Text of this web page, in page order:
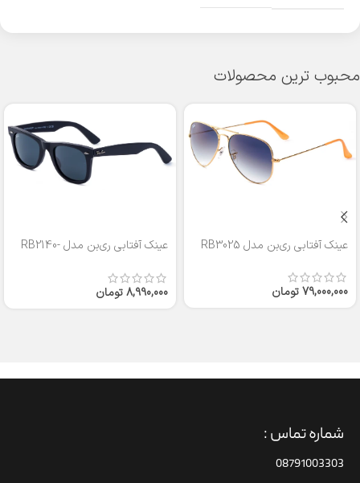
محبوب ترین محصولات
عینک آفتابی ری‌بن مدل RB3025
79,000,000تومان
عینک آفتابی ری‌بن مدل RB2140-
8,990,000تومان
شماره تماس :
08791003303